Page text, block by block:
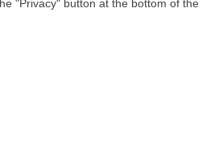
"Privacy" button at the bottom of the